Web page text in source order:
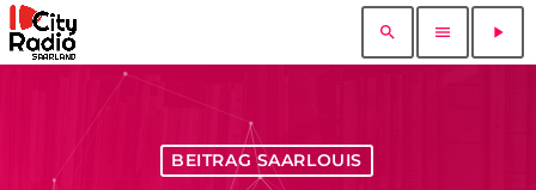
search menu play_arrow
BEITRAG SAARLOUIS